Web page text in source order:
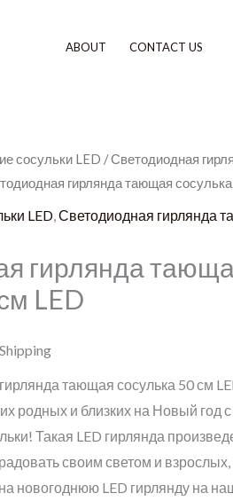
ABOUT CONTACT US
сосульки LED /Светодиодная
гирлянда тающая
LED Светодиодная гирлянда
гирлянда
LED
тающая сосулька 50 см
родных и близких на Новый год
Такая LED гирлянда
своим светом и взрослых,
новогоднюю LED гирлянду на